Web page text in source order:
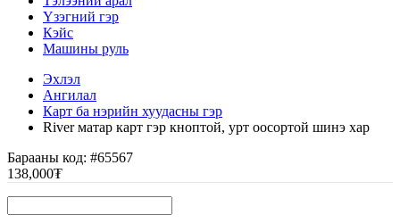
Үзэгний гэр
Кэйс
Машины руль
Эхлэл
Ангилал
Карт ба нэрийн хуудасны гэр
River матар карт гэр кноптой, урт оосортой шинэ хар
Барааны код: #65567
138,000₮